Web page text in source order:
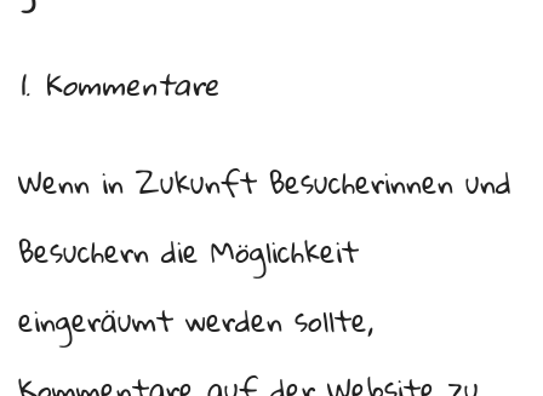
1. Kommentare
Wenn in Zukunft Besucherinnen und
Besuchern die Möglichkeit
eingeräumt werden sollte,